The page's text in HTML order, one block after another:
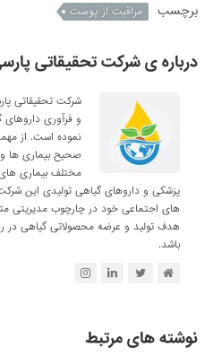
برچسب مراقبت از پوست
درباره ی شرکت تحقیقاتی
و فرآوری داروهای
نموده است. از
صحیح بیماری ها و
مختلف بیماری های
پزشکی و داروهای گیاهی تولیدی این
های اجتماعی خود در چارچوب مدیریتی
هدف تولید و عرضه محصولاتی گیاهی در
باشد.
نوشته های مرتبط